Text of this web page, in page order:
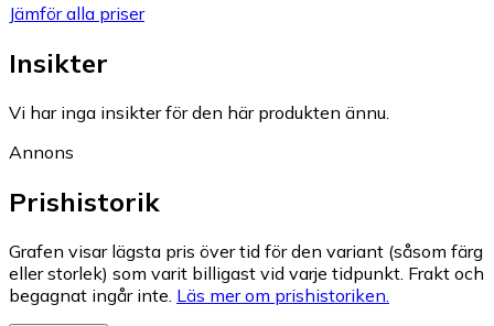
Jämför alla priser
Insikter
Vi har inga insikter för den här produkten ännu.
Annons
Prishistorik
Grafen visar lägsta pris över tid för den variant (såsom färg
eller storlek) som varit billigast vid varje tidpunkt. Frakt och
begagnat ingår inte. Läs mer om prishistoriken.